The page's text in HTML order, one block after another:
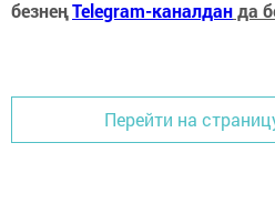
безнеңTelegram-каналданда
Перейти на